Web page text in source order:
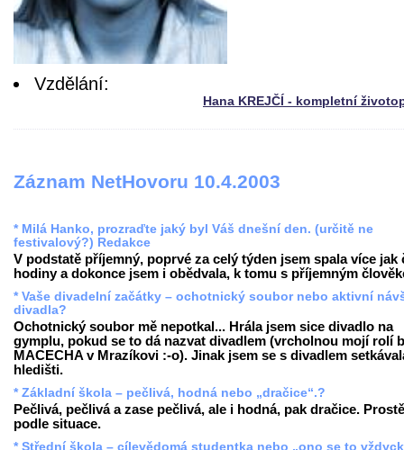
Vzdělání:
Hana KREJČÍ - kompletní
Záznam NetHovoru 10.4.2003
* Milá Hanko, prozraďte jaký byl Váš dnešní den. (určitě ne
festivalový?) Redakce
V podstatě příjemný, poprvé za celý týden jsem spala více jak
hodiny a dokonce jsem i obědvala, k tomu s příjemným
* Vaše divadelní začátky – ochotnický soubor nebo aktivní
divadla?
Ochotnický soubor mě nepotkal... Hrála jsem sice divadlo na
gymplu, pokud se to dá nazvat divadlem (vrcholnou mojí rolí
MACECHA v Mrazíkovi :-o). Jinak jsem se s divadlem
hledišti.
* Základní škola – pečlivá, hodná nebo „dračice“.?
Pečlivá, pečlivá a zase pečlivá, ale i hodná, pak dračice. Prostě
podle situace.
* Střední škola – cílevědomá studentka nebo „ono se to